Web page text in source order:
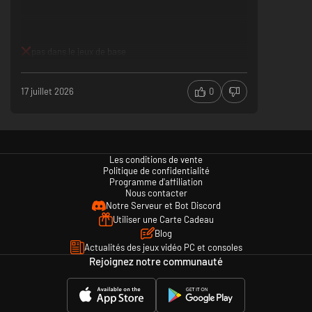
- Musique des donjons / Musique des combats : Electronica In Velvet
- Musique des donjons / Musique des combats : Aria of the Soul (t.komine
REMIX "AT 1st" P3D-EDIT ver.)
- Musique des donjons / Musique des combats : Battle Hymn of the Soul
(apparaît à l'écran de résultat du combat)
Dance Hymn of the Soul (Disco In Velvet Room)est automatiquement
appliquée comme thème de résultat du combat lorsque vous définissez
l'un des morceaux de ce pack comme musique pour les combats. Elle ne
peut pas être appliquée individuellement.
Pour changer de costume, allez dans le menu principal > ÉQUIPER >
Choisir un personnage > Sélectionner tenue.
CONFIG > Paramètres système du jeu et sélectionnez Changer la musique
des donjons ou Changer la musique des combats.
17 juillet 2026 0
Les conditions de vente
Politique de confidentialité
Programme d'affiliation
Nous contacter
Notre Serveur et Bot Discord
Utiliser une Carte Cadeau
Blog
Actualités des jeux vidéo PC et consoles
Rejoignez notre communauté